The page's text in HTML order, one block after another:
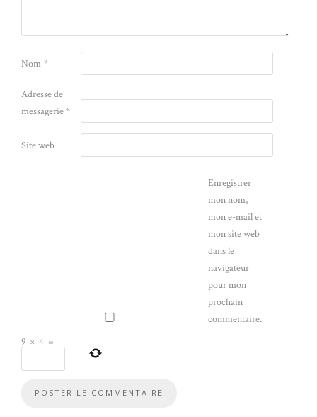
Nom*
Adresse de
messagerie*
Site web
Enregistrer
mon nom,
mon e-mail et
mon site web
dans le
navigateur
pour mon
prochain
commentaire.
9 × 4 =